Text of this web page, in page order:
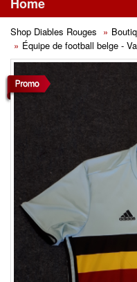
Shop Diables Rouges
Équipe de football belge -